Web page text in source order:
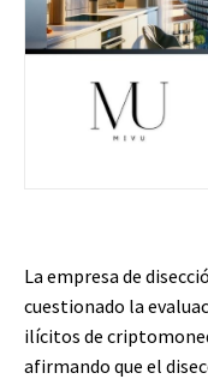
La empresa de
cuestionado la
ilícitos de
afirmando que el